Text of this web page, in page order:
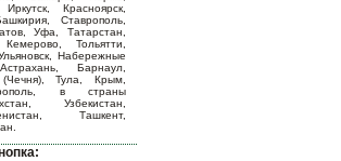
Красноярск,
Ставрополь,
Уфа, Татарстан,
Тольятти,
Набережные
Барнаул,
Тула, Крым,
в страны
Узбекистан,
Ташкент,